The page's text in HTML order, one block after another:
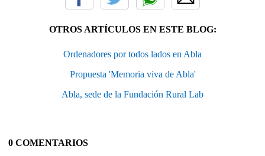
OTROS ARTÍCULOS EN ESTE BLOG:
Ordenadores por todos lados en Abla
Propuesta 'Memoria viva de Abla'
Abla, sede de la Fundación Rural Lab
0 COMENTARIOS